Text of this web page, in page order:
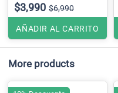
$3,990 $6,990
AÑADIR AL CARRITO
More products